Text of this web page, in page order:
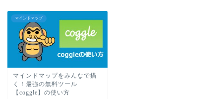
マインドマップ
マインドマップをみんなで描
く！最強の無料ツール
【coggle】の使い方